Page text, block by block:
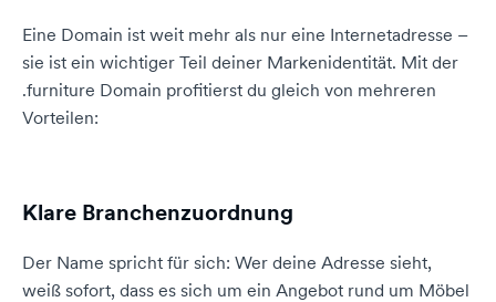
Eine Domain ist weit mehr als nur eine Internetadresse –
sie ist ein wichtiger Teil deiner Markenidentität. Mit der
.furniture Domain profitierst du gleich von mehreren
Vorteilen:
Klare Branchenzuordnung
Der Name spricht für sich: Wer deine Adresse sieht,
weiß sofort, dass es sich um ein Angebot rund um Möbel